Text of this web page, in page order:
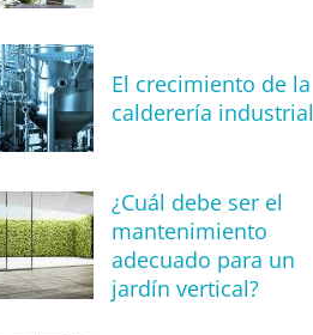
El crecimiento de la
calderería industrial
¿Cuál debe ser el
mantenimiento
adecuado para un
jardín vertical?